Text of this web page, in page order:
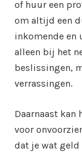
of huur een
om altijd een
inkomende en
alleen bij het
beslissingen,
verrassingen.
Daarnaast kan
voor
dat je wat geld